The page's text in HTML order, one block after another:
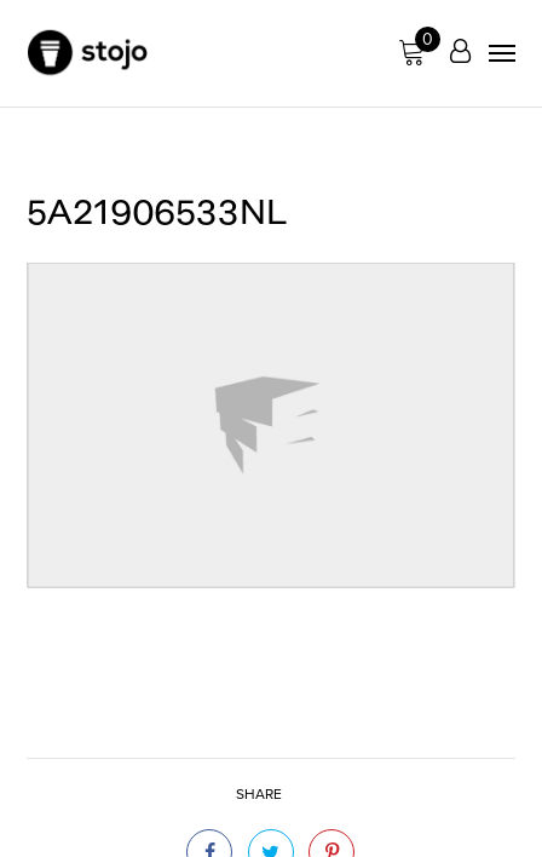
0
5A21906533NL
SHARE